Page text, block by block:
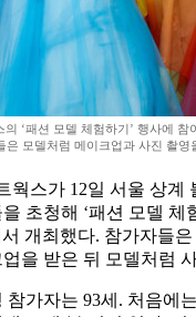
‘패션 모델 체험하기’ 행사에
은 모델처럼 메이크업과 사진 촬
웍스가 12일 서울 상계
초청해 ‘패션 모델 체
개최했다. 참가자들
을 받은 뒤 모델처럼
참가자는 93세. 처음에